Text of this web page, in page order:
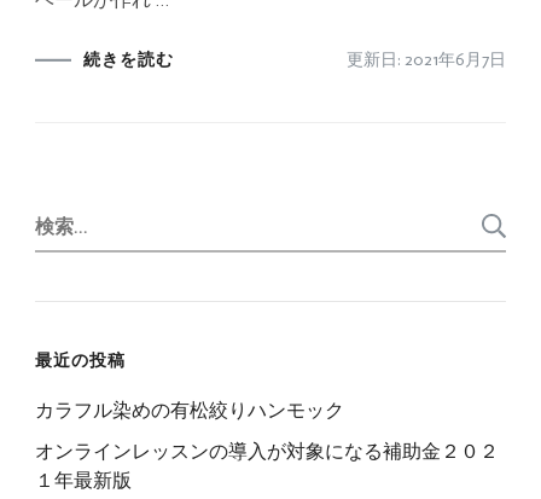
続きを読む 更新日: 2021年6月7日
検
索:
最近の投稿
カラフル染めの有松絞りハンモック
オンラインレッスンの導入が対象になる補助金２０２
１年最新版